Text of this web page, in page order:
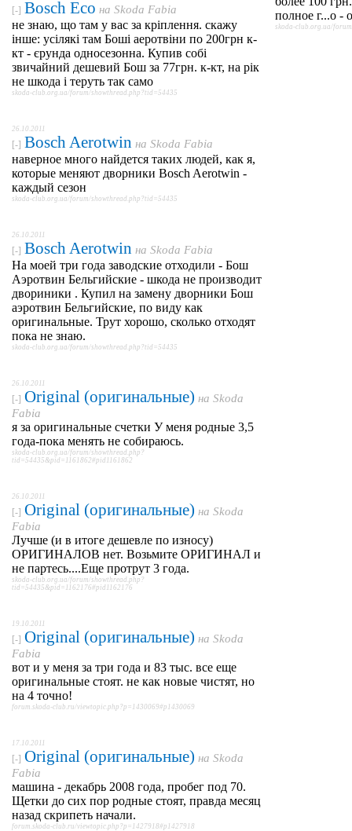
[-] Bosch Eco на Skoda Fabia
не знаю, що там у вас за кріплення. скажу
інше: усілякі там Боші аеротвіни по 200грн к-
кт - єрунда односезонна. Купив собі
звичайний дешевий Бош за 77грн. к-кт, на рік
не шкода і теруть так само
skoda-club.org.ua/forum/showthread.php?tid=54435
26.10.2011
[-] Bosch Aerotwin на Skoda Fabia
наверное много найдется таких людей, как я,
которые меняют дворники Bosch Aerotwin -
каждый сезон
skoda-club.org.ua/forum/showthread.php?tid=54435
26.10.2011
[-] Bosch Aerotwin на Skoda Fabia
На моей три года заводские отходили - Бош
Аэротвин Бельгийские - шкода не производит
двориники . Купил на замену дворники Бош
аэротвин Бельгийские, по виду как
оригинальные. Трут хорошо, сколько отходят
пока не знаю.
skoda-club.org.ua/forum/showthread.php?tid=54435
26.10.2011
[-] Original (оригинальные) на Skoda
Fabia
я за оригинальные счетки У меня родные 3,5
года-пока менять не собираюсь.
skoda-club.org.ua/forum/showthread.php?
tid=54435&pid=1161862#pid1161862
26.10.2011
[-] Original (оригинальные) на Skoda
Fabia
Лучше (и в итоге дешевле по износу)
ОРИГИНАЛОВ нет. Возьмите ОРИГИНАЛ и
не партесь....Еще протрут 3 года.
skoda-club.org.ua/forum/showthread.php?
tid=54435&pid=1162176#pid1162176
19.10.2011
[-] Original (оригинальные) на Skoda
Fabia
вот и у меня за три года и 83 тыс. все еще
оригинальные стоят. не как новые чистят, но
на 4 точно!
forum.skoda-club.ru/viewtopic.php?p=1430069#p1430069
17.10.2011
[-] Original (оригинальные) на Skoda
Fabia
машина - декабрь 2008 года, пробег под 70.
Щетки до сих пор родные стоят, правда месяц
назад скрипеть начали.
forum.skoda-club.ru/viewtopic.php?p=1427918#p1427918
полное г...о -
skoda-club.org.ua/